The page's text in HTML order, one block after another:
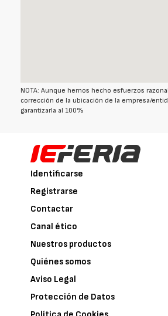
NOTA: Aunque hemos hecho esfuerzos
corrección de la ubicación de la empresa/
garantizarla al 100%
Identificarse
Registrarse
Contactar
Canal ético
Nuestros productos
Quiénes somos
Aviso Legal
Protección de Datos